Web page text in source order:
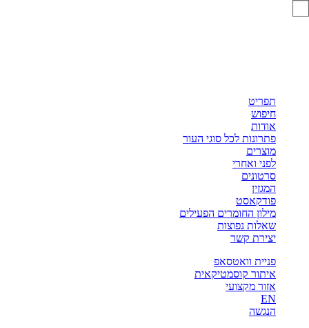
תפריט
חיפוש
אודות
פתרונות לכל סוגי העור
מוצרים
לפני ואחרי
סרטונים
המגזין
פודקאסט
מילון החומרים הפעילים
שאלות נפוצות
יצירת קשר
פניית וואטסאפ
איתור קוסמטיקאית
אזור מקצועי
EN
הנגשה